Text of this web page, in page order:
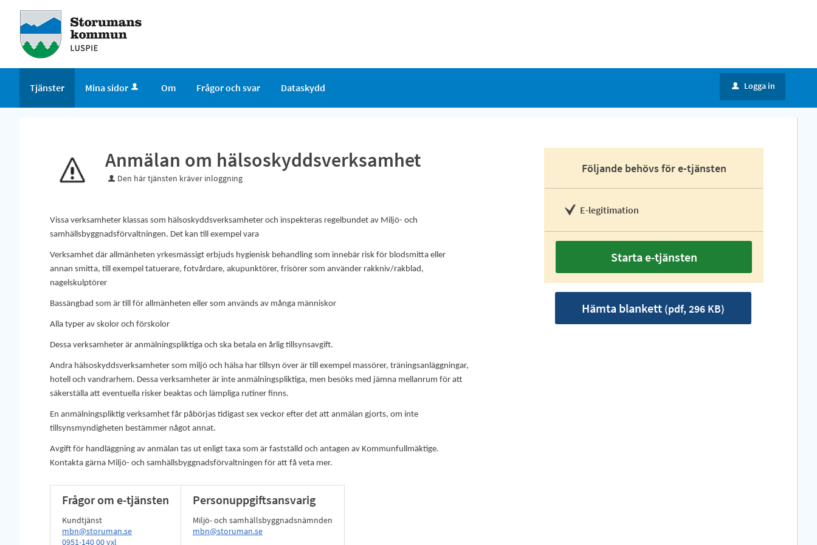
Tjänster Mina sidor Om Frågor och svar Dataskydd u Logga in
Anmälan om hälsoskyddsverksamhet
Den här tjänsten kräver inloggning
Vissa verksamheter klassas som hälsoskyddsverksamheter och inspekteras regelbundet av Miljö- och
samhällsbyggnadsförvaltningen. Det kan till exempel vara
Verksamhet där allmänheten yrkesmässigt erbjuds hygienisk behandling som innebär risk för blodsmitta eller
annan smitta, till exempel tatuerare, fotvårdare, akupunktörer, frisörer som använder rakkniv/rakblad,
nagelskulptörer
Bassängbad som är till för allmänheten eller som används av många människor
Alla typer av skolor och förskolor
Dessa verksamheter är anmälningspliktiga och ska betala en årlig tillsynsavgift.
Andra hälsoskyddsverksamheter som miljö och hälsa har tillsyn över är till exempel massörer, träningsanläggningar,
hotell och vandrarhem. Dessa verksamheter är inte anmälningspliktiga, men besöks med jämna mellanrum för att
säkerställa att eventuella risker beaktas och lämpliga rutiner finns.
En anmälningspliktig verksamhet får påbörjas tidigast sex veckor efter det att anmälan gjorts, om inte
tillsynsmyndigheten bestämmer något annat.
Avgift för handläggning av anmälan tas ut enligt taxa som är fastställd och antagen av Kommunfullmäktige.
Kontakta gärna Miljö- och samhällsbyggnadsförvaltningen för att få veta mer.
Frågor om e-tjänsten
Kundtjänst
mbn@storuman.se
0951-140 00 vxl
Personuppgiftsansvarig
Miljö- och samhällsbyggnadsnämnden
mbn@storuman.se
Följande behövs för e-tjänsten
E-legitimation
Starta e-tjänsten
Hämta blankett (pdf, 296 KB)